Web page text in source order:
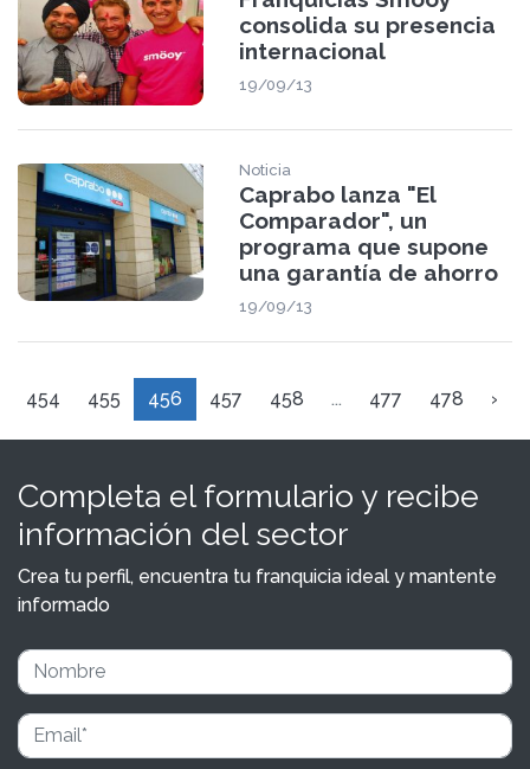
consolida su presencia
internacional
19/09/13
Noticia
Caprabo lanza "El
Comparador", un
programa que supone
una garantía de ahorro
19/09/13
454 455 456 457 458 ... 477 478 ›
Completa el formulario y recibe
información del sector
Crea tu perfil, encuentra tu franquicia ideal y mantente
informado